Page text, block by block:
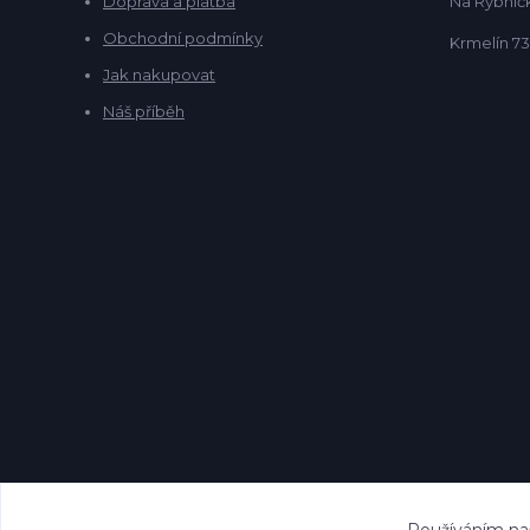
Obchodní podmínky
Jak nakupovat
Náš příběh
Krmelín